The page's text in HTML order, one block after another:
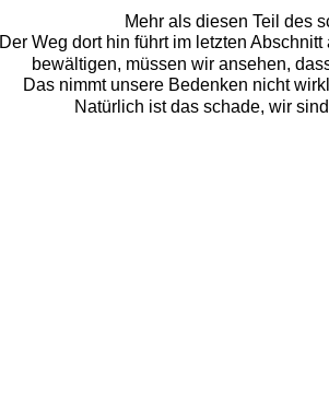
Mehr als diesen Teil des
Der Weg dort hin führt im letzten
bewältigen, müssen wir ansehen,
Das nimmt unsere Bedenken nicht
Natürlich ist das schade, wir